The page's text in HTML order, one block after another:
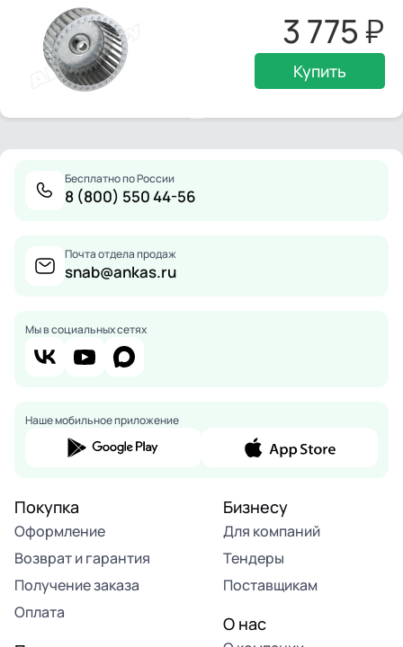
3 775
Купить
Бесплатно по России
8 (800) 550 44-56
Почта отдела продаж
snab@ankas.ru
Мы в социальных сетях
Наше мобильное приложение
Покупка
Оформление
Возврат и гарантия
Получение заказа
Оплата
Бизнесу
Для компаний
Тендеры
Поставщикам
О нас